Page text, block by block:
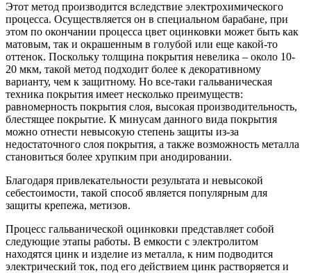
Этот метод производится вследствие электрохимического
процесса. Осуществляется он в специальном барабане, при
этом по окончании процесса цвет оцинковки может быть как
матовым, так и окрашенным в голубой или еще какой-то
оттенок. Поскольку толщина покрытия невелика – около 10-
20 мкм, такой метод подходит более к декоративному
варианту, чем к защитному. Но все-таки гальваническая
техника покрытия имеет несколько преимуществ:
равномерность покрытия слоя, высокая производительность,
блестящее покрытие. К минусам данного вида покрытия
можно отнести невысокую степень защиты из-за
недостаточного слоя покрытия, а также возможность металла
становиться более хрупким при анодировании.
Благодаря привлекательности результата и невысокой
себестоимости, такой способ является популярным для
защиты крепежа, метизов.
Процесс гальванической оцинковки представляет собой
следующие этапы работы. В емкости с электролитом
находятся цинк и изделие из металла, к ним подводится
электрический ток, под его действием цинк растворяется и